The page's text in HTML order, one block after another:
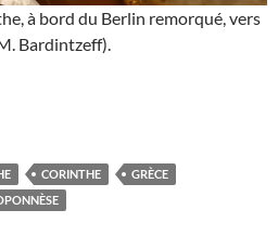
à bord du Berlin remorqué, vers
Bardintzeff).
de Corinthe
CORINTHE
GRÈCE